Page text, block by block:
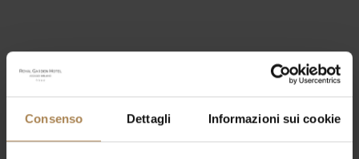
Consenso Dettagli Informazioni sui cookie